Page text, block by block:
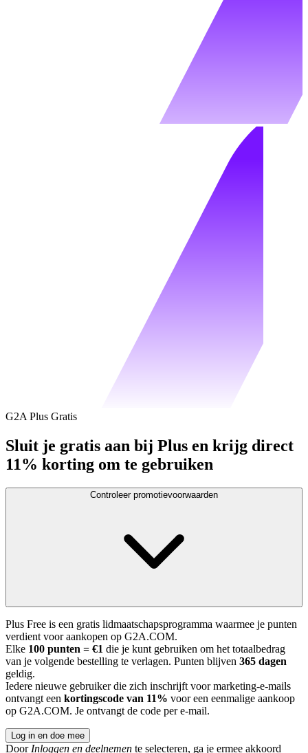
G2A Plus Gratis
Sluit je gratis aan bij Plus en krijg direct
11% korting om te gebruiken
Controleer promotievoorwaarden
Plus Free is een gratis lidmaatschapsprogramma waarmee je punten
verdient voor aankopen op G2A.COM.
Elke 100 punten = €1 die je kunt gebruiken om het totaalbedrag
van je volgende bestelling te verlagen. Punten blijven 365 dagen
geldig.
Iedere nieuwe gebruiker die zich inschrijft voor marketing-e-mails
ontvangt een kortingscode van 11% voor een eenmalige aankoop
op G2A.COM. Je ontvangt de code per e-mail.
Log in en doe mee
Door Inloggen en deelnemen te selecteren, ga je ermee akkoord